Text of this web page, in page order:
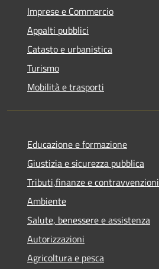
Imprese e Commercio
Appalti pubblici
Catasto e urbanistica
Turismo
Mobilità e trasporti
Educazione e formazione
Giustizia e sicurezza pubblica
Tributi,finanze e contravvenzioni
Ambiente
Salute, benessere e assistenza
Autorizzazioni
Agricoltura e pesca